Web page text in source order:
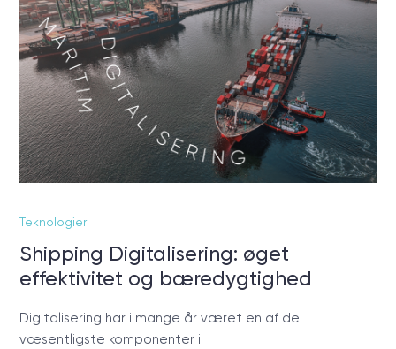
Teknologier
Shipping Digitalisering: øget
effektivitet og bæredygtighed
Digitalisering har i mange år været en af de
væsentligste komponenter i